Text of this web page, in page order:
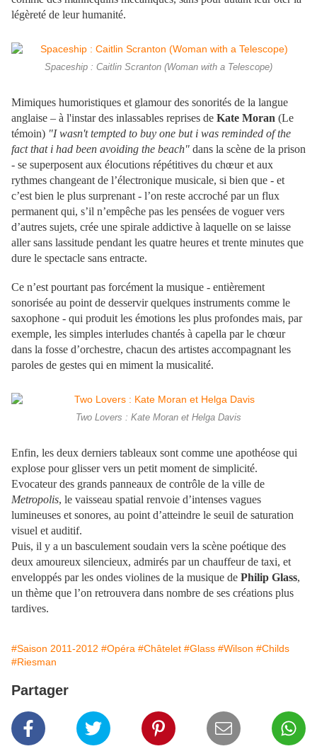
légèreté de leur humanité.
Spaceship : Caitlin Scranton (Woman with a Telescope)
Mimiques humoristiques et glamour des sonorités de la langue
anglaise – à l'instar des inlassables reprises de Kate Moran (Le
témoin) "I wasn't tempted to buy one but i was reminded of the
fact that i had been avoiding the beach" dans la scène de la prison
- se superposent aux élocutions répétitives du chœur et aux
rythmes changeant de l’électronique musicale, si bien que - et
c’est bien le plus surprenant - l’on reste accroché par un flux
permanent qui, s’il n’empêche pas les pensées de voguer vers
d’autres sujets, crée une spirale addictive à laquelle on se laisse
aller sans lassitude pendant les quatre heures et trente minutes que
dure le spectacle sans entracte.
Ce n’est pourtant pas forcément la musique - entièrement
sonorisée au point de desservir quelques instruments comme le
saxophone - qui produit les émotions les plus profondes mais, par
exemple, les simples interludes chantés à capella par le chœur
dans la fosse d’orchestre, chacun des artistes accompagnant les
paroles de gestes qui en miment la musicalité.
Two Lovers : Kate Moran et Helga Davis
Enfin, les deux derniers tableaux sont comme une apothéose qui
explose pour glisser vers un petit moment de simplicité.
Evocateur des grands panneaux de contrôle de la ville de
Metropolis, le vaisseau spatial renvoie d’intenses vagues
lumineuses et sonores, au point d’atteindre le seuil de saturation
visuel et auditif.
Puis, il y a un basculement soudain vers la scène poétique des
deux amoureux silencieux, admirés par un chauffeur de taxi, et
enveloppés par les ondes violines de la musique de Philip Glass,
un thème que l’on retrouvera dans nombre de ses créations plus
tardives.
#Saison 2011-2012 #Opéra #Châtelet #Glass #Wilson #Childs
#Riesman
Partager